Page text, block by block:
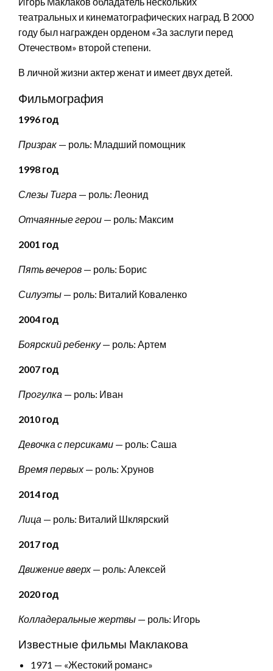
театральных и кинематографических наград. В 2000
году был награжден орденом «За заслуги перед
Отечеством» второй степени.
В личной жизни актер женат и имеет двух детей.
Фильмография
1996 год
Призрак — роль: Младший помощник
1998 год
Слезы Тигра — роль: Леонид
Отчаянные герои — роль: Максим
2001 год
Пять вечеров — роль: Борис
Силуэты — роль: Виталий Коваленко
2004 год
Боярский ребенку— роль: Артем
2007 год
Прогулка — роль: Иван
2010 год
Девочка с персиками — роль: Саша
Время первых— роль: Хрунов
2014 год
Лица — роль: Виталий Шклярский
2017 год
Движение вверх— роль: Алексей
2020 год
Колладеральные жертвы — роль: Игорь
Известные фильмы Маклакова
1971 — «Жестокий романс»